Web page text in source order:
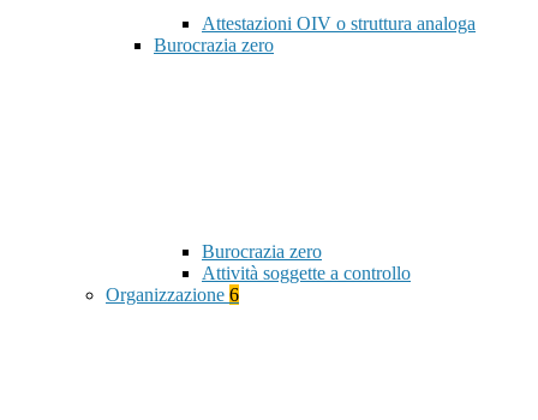
Attestazioni OIV o struttura analoga
Burocrazia zero
Burocrazia zero
Attività soggette a controllo
Organizzazione 6